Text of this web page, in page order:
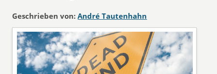
Geschrieben von: André Tautenhahn